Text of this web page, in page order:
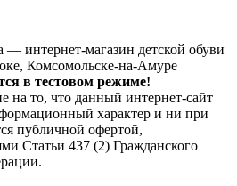
интернет-магазин детской обуви
Комсомольске-на-Амуре
в тестовом режиме!
то, что данный интернет-сайт
характер и ни при
публичной офертой,
Статьи 437 (2) Гражданского